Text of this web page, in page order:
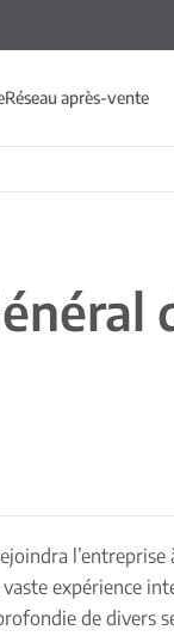
Réseau après-vente
expérience
de divers